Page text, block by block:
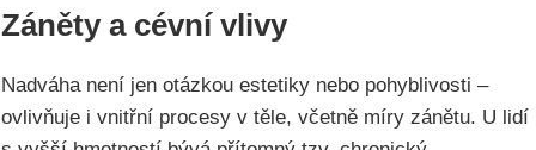
Záněty a cévní vlivy
Nadváha není jen otázkou estetiky nebo pohyblivosti –
ovlivňuje i vnitřní procesy v těle, včetně míry zánětu. U lidí